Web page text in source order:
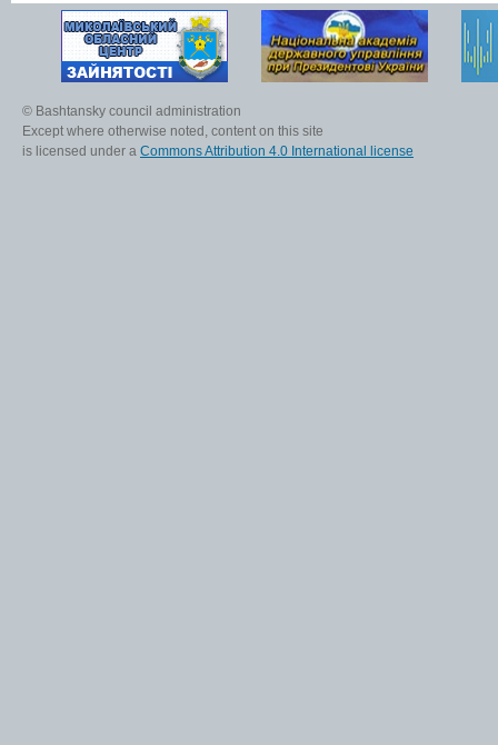
© Bashtansky council administration
Except where otherwise noted, content on this site
is licensed under a Commons Attribution 4.0 International license